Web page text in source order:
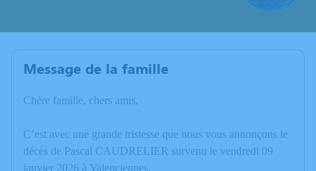
Message de la famille
Chère famille, chers amis,
C’est avec une grande tristesse que nous vous annonçons le
décès de Pascal CAUDRELIER survenu le vendredi 09
janvier 2026 à Valenciennes.